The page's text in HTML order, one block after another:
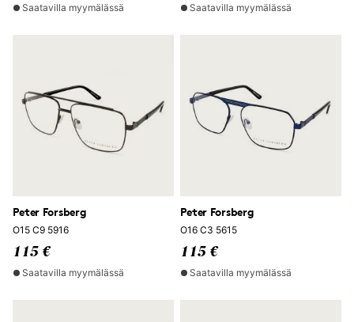
Saatavilla myymälässä Saatavilla myymälässä
Peter Forsberg
O15 C9 5916
115 €
Saatavilla myymälässä
Peter Forsberg
O16 C3 5615
115 €
Saatavilla myymälässä